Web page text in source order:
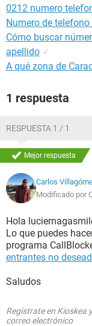
0212 numero
Numero de
Cómo buscar
apellido ✓
A qué zona de
1 respuesta
RESPUESTA 1 / 1
Mejor respuesta
Carlos
Modificado por
Hola
Lo que puedes
programa
entrantes no
Saludos
Regístrate en Kioskea
correo electrónico